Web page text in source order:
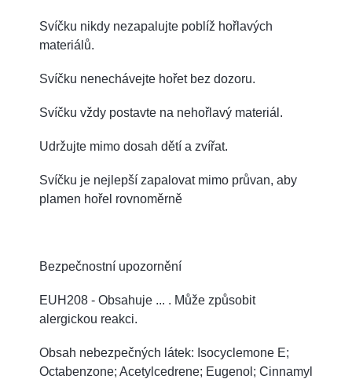
Svíčku nikdy nezapalujte poblíž hořlavých
materiálů.
Svíčku nenechávejte hořet bez dozoru.
Svíčku vždy postavte na nehořlavý materiál.
Udržujte mimo dosah dětí a zvířat.
Svíčku je nejlepší zapalovat mimo průvan, aby
plamen hořel rovnoměrně
Bezpečnostní upozornění
EUH208 - Obsahuje ... . Může způsobit
alergickou reakci.
Obsah nebezpečných látek: Isocyclemone E;
Octabenzone; Acetylcedrene; Eugenol; Cinnamyl